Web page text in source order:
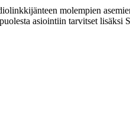
molempien
asiointiin tarvitset lisäksi